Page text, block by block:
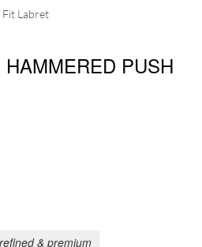
Fit Labret
PUSH
& premium